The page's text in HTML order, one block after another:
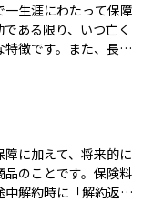
生涯にわたって保障
ある限り、いつ亡く
徴です。また、長く
によってさまざまで
ることが多く、老後
す。途中で解約する
か戻らないこともあ
となる保険です。
に加えて、将来的に
のことです。保険料
解約時に「解約返戻